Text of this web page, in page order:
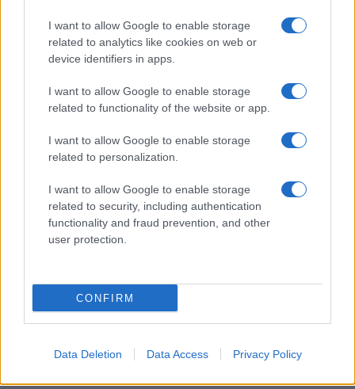
I want to allow Google to enable storage
related to analytics like cookies on web or
device identifiers in apps.
I want to allow Google to enable storage
related to functionality of the website or app.
I want to allow Google to enable storage
related to personalization.
I want to allow Google to enable storage
related to security, including authentication
functionality and fraud prevention, and other
user protection.
CONFIRM
Data Deletion Data Access Privacy Policy
τα μέλη τους στο χώρο εργασίας τους.
Ο Πρόεδρος της ΟΙΕΛΕ αναφέρθηκε αναλυτικά στο
αυτό έχει εκφραστεί με κρίσιμες νομοθετικές
πρωτοβουλίες της κυβέρνησης (ισοτίμηση τίτλων
κολλεγίων με αυτούς των δημόσιων πανεπιστημίων,
νόμος Κεραμέως για την ιδιωτική εκπαίδευση, εφαρμογή
πανεπιστήμια ). Έκανε ιδιαίτερη αναφορά στην εισβολή
των funds στην ιδιωτική εκπαίδευση, συνδέοντάς την με
το νόμο με τα ιδιωτικά πανεπιστήμια. Τόνισε ότι είναι
ορατός πια ο κίνδυνος παράκαμψης του εθνικού
δημιουργίας ιδιωτικών υπεραγορών εκπαίδευσης, όπου
τα παιδιά θα μπαίνουν στην προσχολική αγωγή και θα
αποφοιτούν με πανεπιστημιακό τίτλο χωρίς διαδικασίες
αντιμετώπιση του κινδύνου αυτού, κοινή δράση όλων